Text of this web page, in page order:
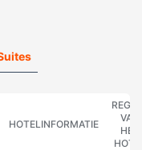
HOTELINFORMATIE
VAN
HET